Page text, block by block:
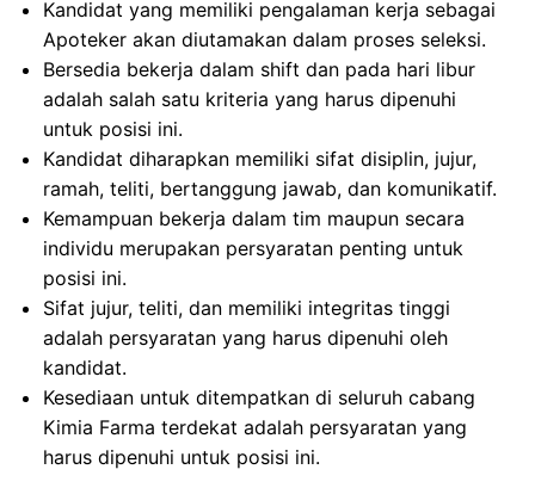
Kandidat yang memiliki pengalaman kerja sebagai
Apoteker akan diutamakan dalam proses seleksi.
Bersedia bekerja dalam shift dan pada hari libur
adalah salah satu kriteria yang harus dipenuhi
untuk posisi ini.
Kandidat diharapkan memiliki sifat disiplin, jujur,
ramah, teliti, bertanggung jawab, dan komunikatif.
Kemampuan bekerja dalam tim maupun secara
individu merupakan persyaratan penting untuk
posisi ini.
Sifat jujur, teliti, dan memiliki integritas tinggi
adalah persyaratan yang harus dipenuhi oleh
kandidat.
Kesediaan untuk ditempatkan di seluruh cabang
Kimia Farma terdekat adalah persyaratan yang
harus dipenuhi untuk posisi ini.